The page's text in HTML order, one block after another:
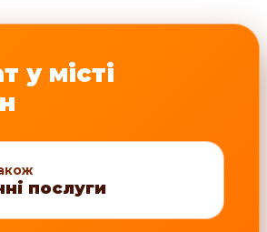
у місті
послуги